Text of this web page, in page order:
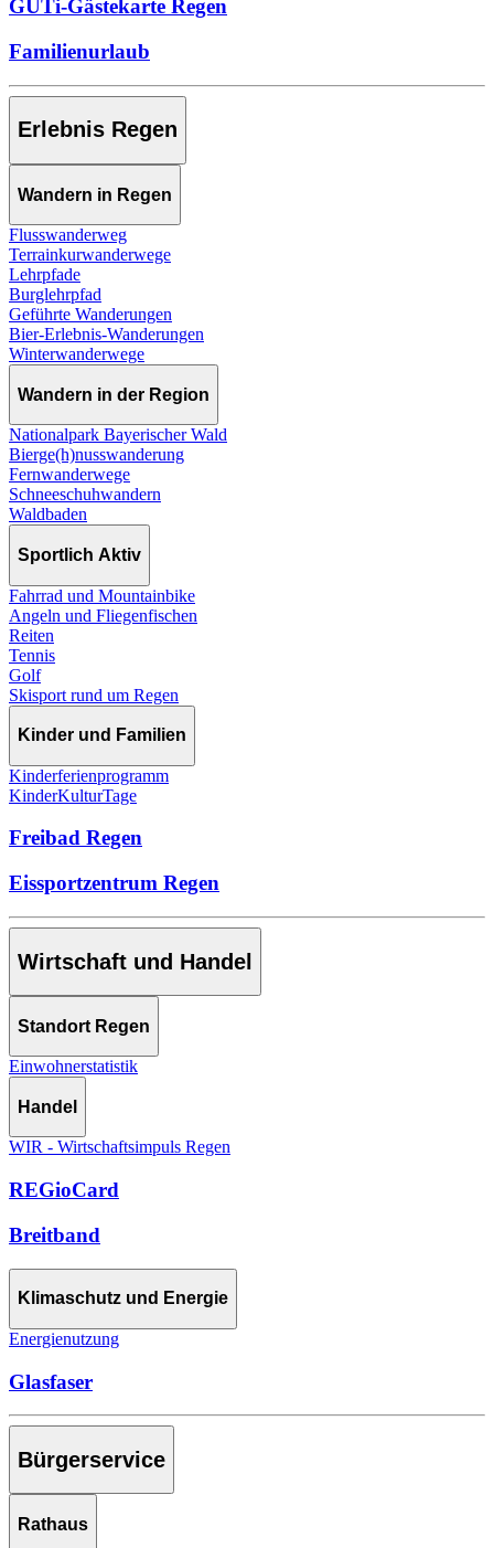
GUTi-Gästekarte Regen
Familienurlaub
Erlebnis Regen
Wandern in Regen
Flusswanderweg
Terrainkurwanderwege
Lehrpfade
Burglehrpfad
Geführte Wanderungen
Bier-Erlebnis-Wanderungen
Winterwanderwege
Wandern in der Region
Nationalpark Bayerischer Wald
Bierge(h)nusswanderung
Fernwanderwege
Schneeschuhwandern
Waldbaden
Sportlich Aktiv
Fahrrad und Mountainbike
Angeln und Fliegenfischen
Reiten
Tennis
Golf
Skisport rund um Regen
Kinder und Familien
Kinderferienprogramm
KinderKulturTage
Freibad Regen
Eissportzentrum Regen
Wirtschaft und Handel
Standort Regen
Einwohnerstatistik
Handel
WIR - Wirtschaftsimpuls Regen
REGioCard
Breitband
Klimaschutz und Energie
Energienutzung
Glasfaser
Bürgerservice
Rathaus